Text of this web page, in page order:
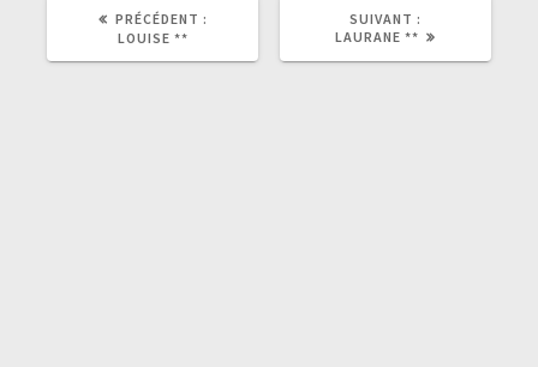
PRÉCÉDENT :
LOUISE **
SUIVANT :
LAURANE **